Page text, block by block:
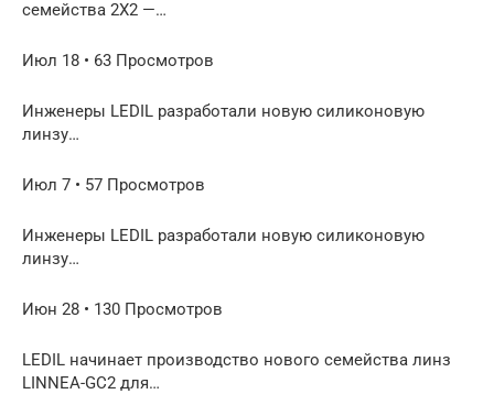
семейства 2X2 —…
Июл 18 • 63 Просмотров
Инженеры LEDIL разработали новую силиконовую
линзу…
Июл 7 • 57 Просмотров
Инженеры LEDIL разработали новую силиконовую
линзу…
Июн 28 • 130 Просмотров
LEDIL начинает производство нового семейства линз
LINNEA-GC2 для…